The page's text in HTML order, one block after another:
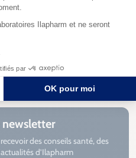
Paiements
Livraison sous3 à 5 jours
des conseils santé, des
d’Ilapharm